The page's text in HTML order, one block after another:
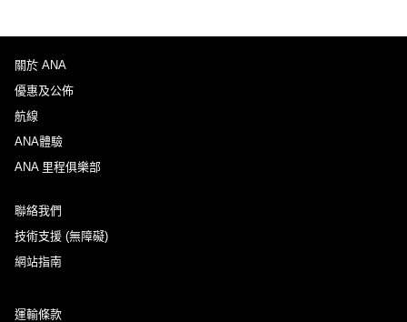
關於 ANA
優惠及公佈
航線
ANA體驗
ANA 里程俱樂部
聯絡我們
技術支援 (無障礙)
網站指南
運輸條款